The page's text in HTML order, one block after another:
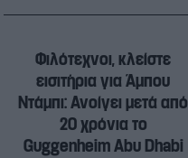
Φιλότεχνοι, κλείστε
εισιτήρια για Άμπου
Ντάμπι: Ανοίγει μετά από
20 χρόνια το
Guggenheim Abu Dhabi